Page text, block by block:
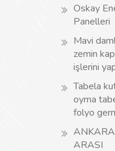
Oskay
Panelleri
Mavi
zemin
işlerini
Tabela
oyma
folyo
ARASI